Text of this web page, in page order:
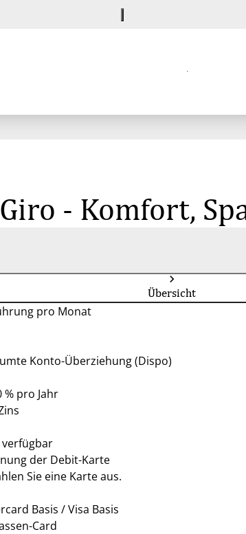
- Komfort,
Übersicht
pro Monat
Konto-Überziehung (Dispo)
% pro Jahr
der Debit-Karte
Sie eine Karte aus.
Basis / Visa Basis
Card